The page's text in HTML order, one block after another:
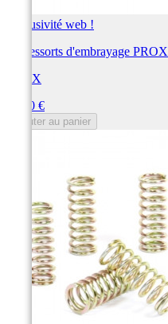
Exclusivité web !
Kit ressorts d'embrayage PROX
PROX
38,50 €
Ajouter au panier